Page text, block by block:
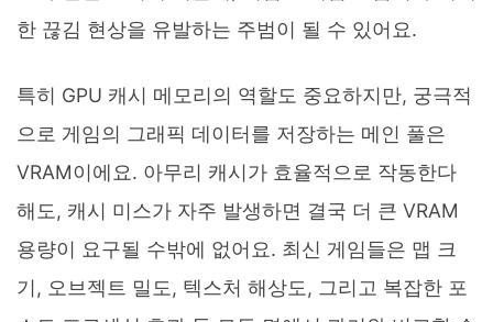
한 끊김 현상을 유발하는 주범이 될 수 있어요.
특히 GPU 캐시 메모리의 역할도 중요하지만, 궁극적
으로 게임의 그래픽 데이터를 저장하는 메인 풀은
VRAM이에요. 아무리 캐시가 효율적으로 작동한다
해도, 캐시 미스가 자주 발생하면 결국 더 큰 VRAM
용량이 요구될 수밖에 없어요. 최신 게임들은 맵 크
기, 오브젝트 밀도, 텍스처 해상도, 그리고 복잡한 포